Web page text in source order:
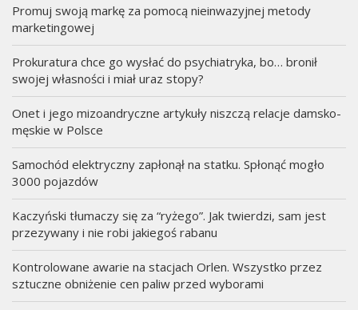
Promuj swoją markę za pomocą nieinwazyjnej metody
marketingowej
Prokuratura chce go wysłać do psychiatryka, bo… bronił
swojej własności i miał uraz stopy?
Onet i jego mizoandryczne artykuły niszczą relacje damsko-
męskie w Polsce
Samochód elektryczny zapłonął na statku. Spłonąć mogło
3000 pojazdów
Kaczyński tłumaczy się za “ryżego”. Jak twierdzi, sam jest
przezywany i nie robi jakiegoś rabanu
Kontrolowane awarie na stacjach Orlen. Wszystko przez
sztuczne obniżenie cen paliw przed wyborami